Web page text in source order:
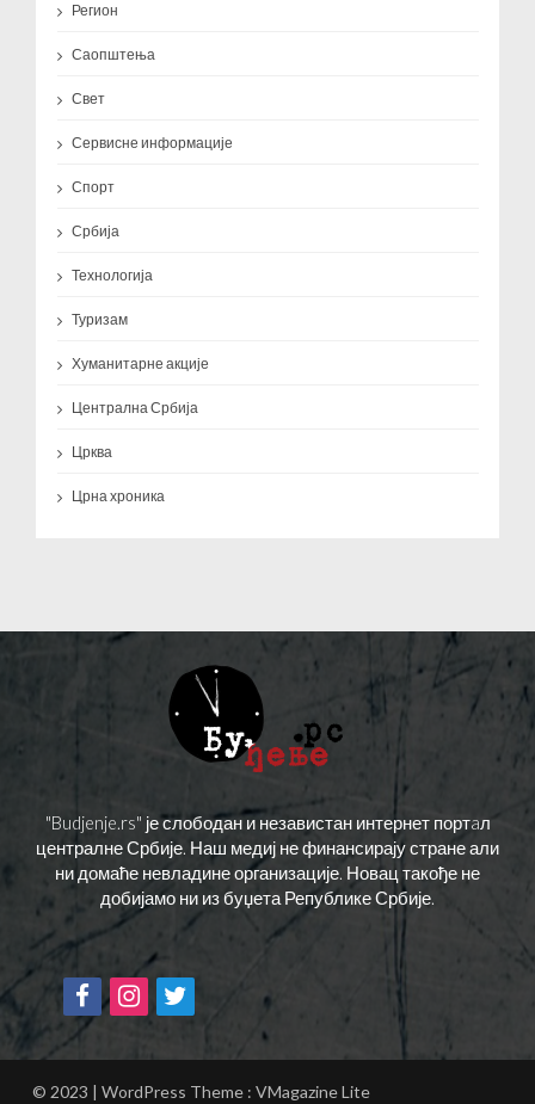
Регион
Саопштења
Свет
Сервисне информације
Спорт
Србија
Технологија
Туризам
Хуманитарне акције
Централна Србија
Црква
Црна хроника
"Budjenje.rs" је слободан и независтан интернет портaл
централне Србије. Наш медиј не финансирају стране али
ни домаће невладине организације. Новац такође не
добијамо ни из буџета Републике Србије.
© 2023 | WordPress Theme : VMagazine Lite